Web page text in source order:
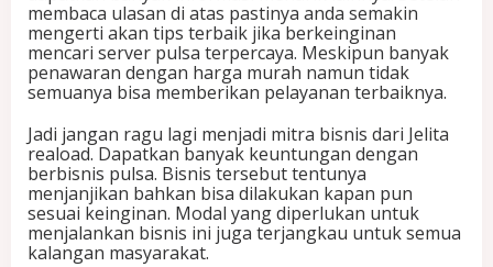
membaca ulasan di atas pastinya anda semakin
mengerti akan tips terbaik jika berkeinginan
mencari server pulsa terpercaya. Meskipun banyak
penawaran dengan harga murah namun tidak
semuanya bisa memberikan pelayanan terbaiknya.
Jadi jangan ragu lagi menjadi mitra bisnis dari Jelita
reaload. Dapatkan banyak keuntungan dengan
berbisnis pulsa. Bisnis tersebut tentunya
menjanjikan bahkan bisa dilakukan kapan pun
sesuai keinginan. Modal yang diperlukan untuk
menjalankan bisnis ini juga terjangkau untuk semua
kalangan masyarakat.